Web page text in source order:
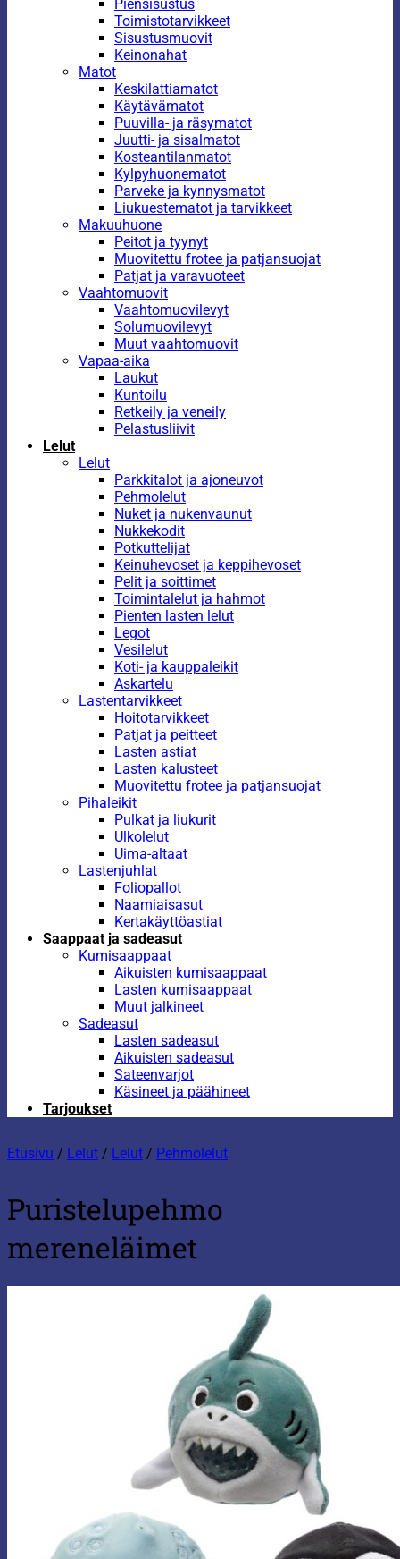
Piensisustus
Toimistotarvikkeet
Sisustusmuovit
Keinonahat
Matot
Keskilattiamatot
Käytävämatot
Puuvilla- ja räsymatot
Juutti- ja sisalmatot
Kosteantilanmatot
Kylpyhuonematot
Parveke ja kynnysmatot
Liukuestematot ja tarvikkeet
Makuuhuone
Peitot ja tyynyt
Muovitettu frotee ja patjansuojat
Patjat ja varavuoteet
Vaahtomuovit
Vaahtomuovilevyt
Solumuovilevyt
Muut vaahtomuovit
Vapaa-aika
Laukut
Kuntoilu
Retkeily ja veneily
Pelastusliivit
Lelut
Lelut
Parkkitalot ja ajoneuvot
Pehmolelut
Nuket ja nukenvaunut
Nukkekodit
Potkuttelijat
Keinuhevoset ja keppihevoset
Pelit ja soittimet
Toimintalelut ja hahmot
Pienten lasten lelut
Legot
Vesilelut
Koti- ja kauppaleikit
Askartelu
Lastentarvikkeet
Hoitotarvikkeet
Patjat ja peitteet
Lasten astiat
Lasten kalusteet
Muovitettu frotee ja patjansuojat
Pihaleikit
Pulkat ja liukurit
Ulkolelut
Uima-altaat
Lastenjuhlat
Foliopallot
Naamiaisasut
Kertakäyttöastiat
Saappaat ja sadeasut
Kumisaappaat
Aikuisten kumisaappaat
Lasten kumisaappaat
Muut jalkineet
Sadeasut
Lasten sadeasut
Aikuisten sadeasut
Sateenvarjot
Käsineet ja päähineet
Tarjoukset
Etusivu / Lelut / Lelut / Pehmolelut
Puristelupehmo
mereneläimet